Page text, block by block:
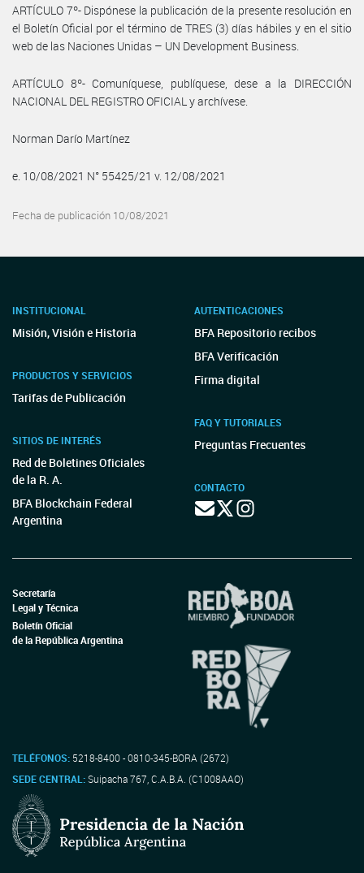
ARTÍCULO 7º- Dispónese la publicación de la presente resolución en
el Boletín Oficial por el término de TRES (3) días hábiles y en el sitio
web de las Naciones Unidas – UN Development Business.
ARTÍCULO 8º- Comuníquese, publíquese, dese a la DIRECCIÓN
NACIONAL DEL REGISTRO OFICIAL y archívese.
Norman Darío Martínez
e. 10/08/2021 N° 55425/21 v. 12/08/2021
Fecha de publicación 10/08/2021
INSTITUCIONAL
Misión, Visión e Historia
PRODUCTOS Y SERVICIOS
Tarifas de Publicación
SITIOS DE INTERÉS
Red de Boletines Oficiales
de la R. A.
BFA Blockchain Federal
Argentina
AUTENTICACIONES
BFA Repositorio recibos
BFA Verificación
Firma digital
FAQ Y TUTORIALES
Preguntas Frecuentes
CONTACTO
Secretaría
Legal y Técnica
Boletín Oficial
de la República Argentina
TELÉFONOS: 5218-8400 - 0810-345-BORA (2672)
SEDE CENTRAL:Suipacha 767, C.A.B.A. (C1008AAO)